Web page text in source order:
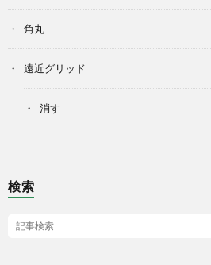
角丸
遠近グリッド
消す
検索